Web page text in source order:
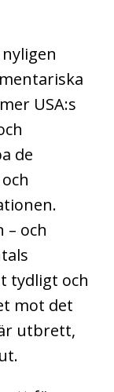
USA:s
de
– och
tydligt och
mot det
utbrett,